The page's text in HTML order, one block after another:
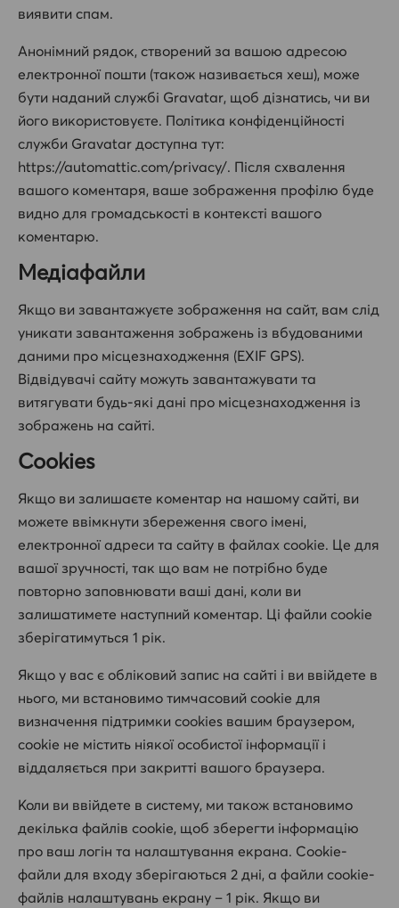
виявити спам.
Анонімний рядок, створений за вашою адресою
електронної пошти (також називається хеш), може
бути наданий службі Gravatar, щоб дізнатись, чи ви
його використовуєте. Політика конфіденційності
служби Gravatar доступна тут:
https://automattic.com/privacy/. Після схвалення
вашого коментаря, ваше зображення профілю буде
видно для громадськості в контексті вашого
коментарю.
Медіафайли
Якщо ви завантажуєте зображення на сайт, вам слід
уникати завантаження зображень із вбудованими
даними про місцезнаходження (EXIF GPS).
Відвідувачі сайту можуть завантажувати та
витягувати будь-які дані про місцезнаходження із
зображень на сайті.
Cookies
Якщо ви залишаєте коментар на нашому сайті, ви
можете ввімкнути збереження свого імені,
електронної адреси та сайту в файлах cookie. Це для
вашої зручності, так що вам не потрібно буде
повторно заповнювати ваші дані, коли ви
залишатимете наступний коментар. Ці файли cookie
зберігатимуться 1 рік.
Якщо у вас є обліковий запис на сайті і ви ввійдете в
нього, ми встановимо тимчасовий cookie для
визначення підтримки cookies вашим браузером,
cookie не містить ніякої особистої інформації і
віддаляється при закритті вашого браузера.
Коли ви ввійдете в систему, ми також встановимо
декілька файлів cookie, щоб зберегти інформацію
про ваш логін та налаштування екрана. Cookie-
файли для входу зберігаються 2 дні, а файли cookie-
файлів налаштувань екрану – 1 рік. Якщо ви